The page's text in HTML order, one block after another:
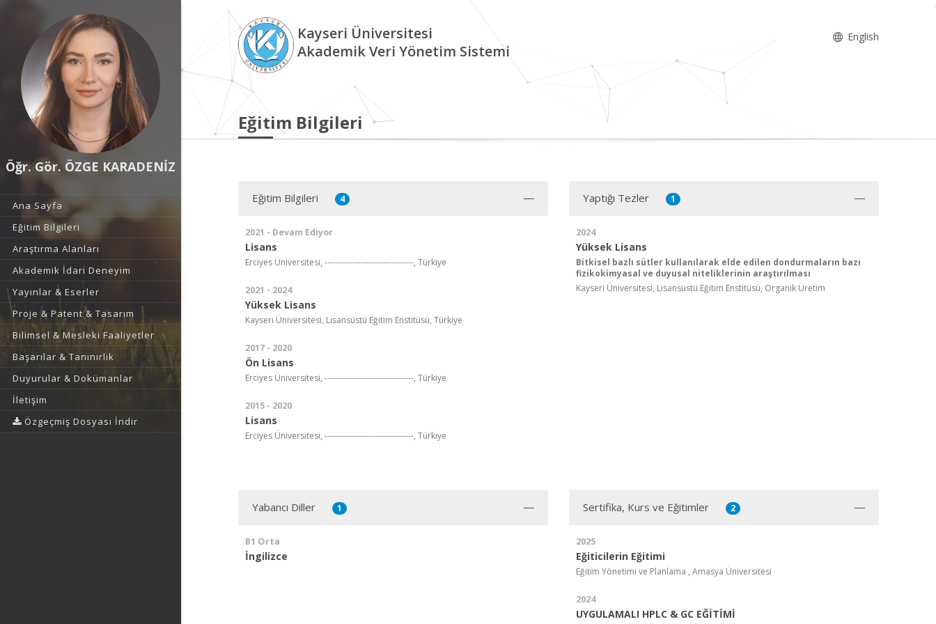
Öğr. Gör. ÖZGE KARADENİZ
Ana Sayfa
Eğitim Bilgileri
Araştırma Alanları
Akademik İdari Deneyim
Yayınlar & Eserler
Proje & Patent & Tasarım
Bilimsel & Mesleki Faaliyetler
Başarılar & Tanınırlık
Duyurular & Dokümanlar
İletişim
Özgeçmiş Dosyası İndir
Kayseri Üniversitesi
Akademik Veri Yönetim Sistemi
English
Eğitim Bilgileri
Eğitim Bilgileri 4
2021 - Devam Ediyor
Lisans
Erciyes Üniversitesi, --------------------------------, Türkiye
2021 - 2024
Yüksek Lisans
Kayseri Üniversitesi, Lisansüstü Eğitim Enstitüsü, Türkiye
2017 - 2020
Ön Lisans
Erciyes Üniversitesi, --------------------------------, Türkiye
2015 - 2020
Lisans
Erciyes Üniversitesi, --------------------------------, Türkiye
Yaptığı Tezler 1
2024
Yüksek Lisans
Bitkisel bazlı sütler kullanılarak elde edilen dondurmaların bazı
fizikokimyasal ve duyusal niteliklerinin araştırılması
Kayseri Üniversitesi, Lisansüstü Eğitim Enstitüsü, Organik Üretim
Yabancı Diller 1
B1 Orta
İngilizce
Sertifika, Kurs ve Eğitimler 2
2025
Eğiticilerin Eğitimi
Eğitim Yönetimi ve Planlama , Amasya Üniversitesi
2024
UYGULAMALI HPLC & GC EĞİTİMİ